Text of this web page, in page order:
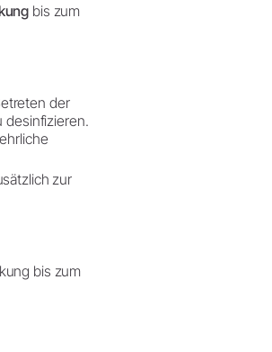
bis zum
der
desinfizieren.
zur
bis zum